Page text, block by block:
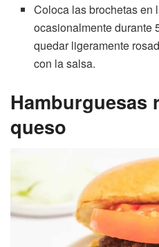
Coloca las brochetas en
ocasionalmente durante
quedar ligeramente
con la salsa.
Hamburguesas
queso